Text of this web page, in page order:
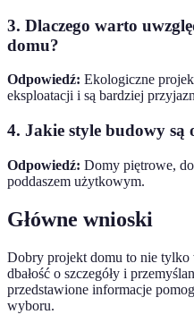
3. Dlaczego warto
domu?
Odpowiedź: Ekologiczne
eksploatacji i są bardziej
4. Jakie style budowy są
Odpowiedź: Domy piętrowe,
poddaszem użytkowym.
Główne wnioski
Dobry projekt domu to nie tylko
dbałość o szczegóły i
przedstawione informacje
wyboru.